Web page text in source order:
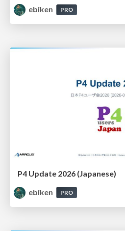
ebiken
PRO
P4 Update 2026 (Japanese)
ebiken
PRO